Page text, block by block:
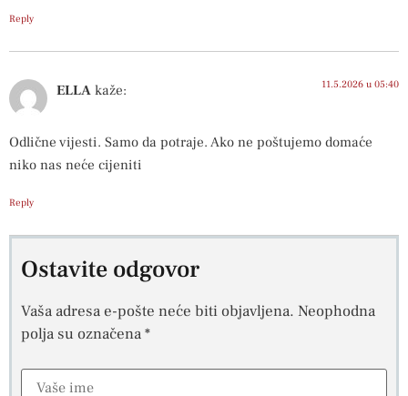
Reply
ELLA kaže: 11.5.2026 u 05:40
Odlične vijesti. Samo da potraje. Ako ne poštujemo domaće
niko nas neće cijeniti
Reply
Ostavite odgovor
Vaša adresa e-pošte neće biti objavljena. Neophodna
polja su označena*